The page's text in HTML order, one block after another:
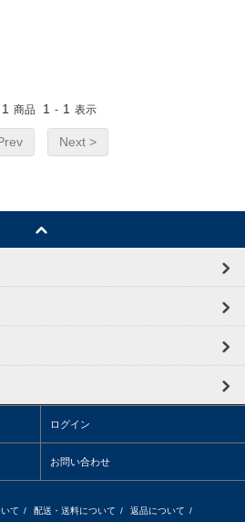
1 商品 1 - 1 表示
Next >
ログイン
お問い合わせ
て / 配送・送料について / 返品について /